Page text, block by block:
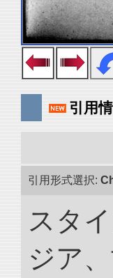
引用
引用形式選択:
スタ
ジア